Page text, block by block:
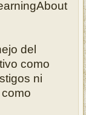
del
como
ni